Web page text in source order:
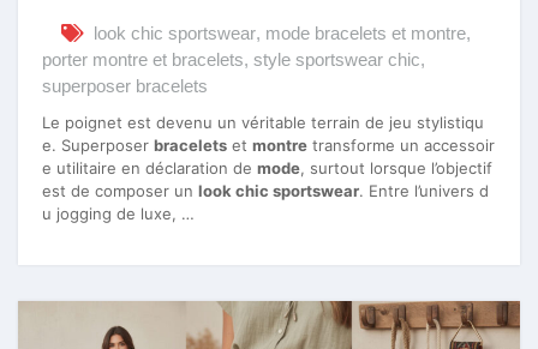
look chic sportswear, mode bracelets et montre,
porter montre et bracelets, style sportswear chic,
superposer bracelets
Le poignet est devenu un véritable terrain de jeu stylistiqu
e. Superposer bracelets et montre transforme un accessoir
e utilitaire en déclaration de mode, surtout lorsque l’objectif
est de composer un look chic sportswear. Entre l’univers d
u jogging de luxe, …